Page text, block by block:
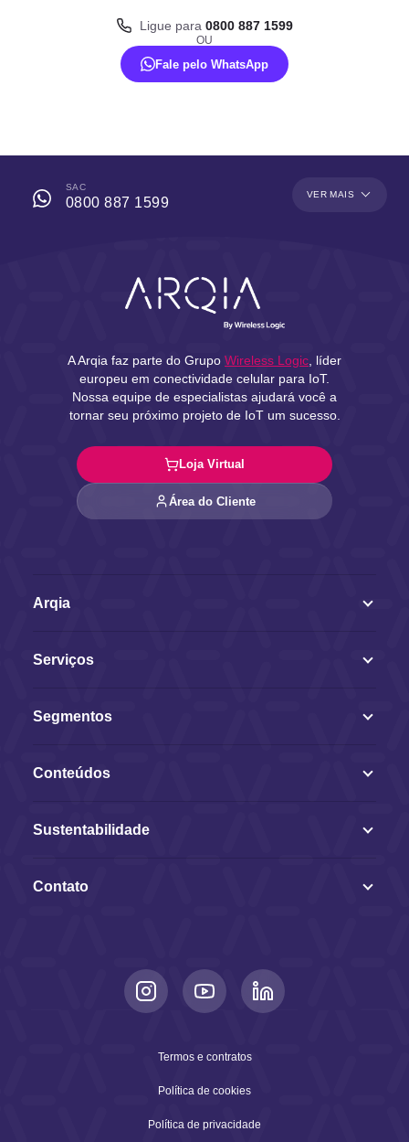
Ligue para 0800 887 1599
OU
Fale pelo WhatsApp
SAC
0800 887 1599
VER MAIS
A Arqia faz parte do Grupo Wireless Logic , líder
europeu em conectividade celular para IoT.
Nossa equipe de especialistas ajudará você a
tornar seu próximo projeto de IoT um sucesso.
Loja Virtual
Área do Cliente
Arqia
Serviços
Segmentos
Conteúdos
Sustentabilidade
Contato
Termos e contratos
Política de cookies
Política de privacidade